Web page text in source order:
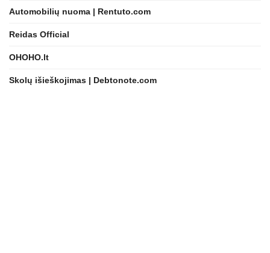
Automobilių nuoma | Rentuto.com
Reidas Official
OHOHO.lt
Skolų išieškojimas | Debtonote.com